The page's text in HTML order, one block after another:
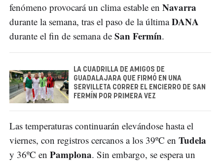
fenómeno provocará un clima estable en Navarra
durante la semana, tras el paso de la últimaDANA
durante el fin de semana de San Fermín.
LA CUADRILLA DE AMIGOS DE
GUADALAJARA QUE FIRMÓ EN UNA
SERVILLETA CORRER EL ENCIERRO DE SAN
FERMÍN POR PRIMERA VEZ
Las temperaturas continuarán elevándose hasta el
viernes, con registros cercanos a los 39ºC en Tudela
y 36ºC en Pamplona. Sin embargo, se espera un